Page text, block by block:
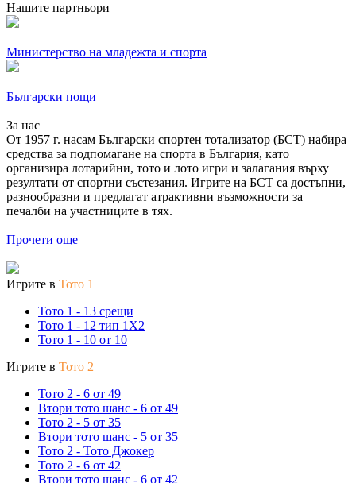
Нашите партньори
Министерство на младежта и спорта
Български пощи
За нас
От 1957 г. насам Български спортен тотализатор (БСТ) набира
средства за подпомагане на спорта в България, като
организира лотарийни, тото и лото игри и залагания върху
резултати от спортни състезания. Игрите на БСТ са достъпни,
разнообразни и предлагат атрактивни възможности за
печалби на участниците в тях.
Прочети още
Игрите в Тото 1
Тото 1 - 13 срещи
Тото 1 - 12 тип 1X2
Тото 1 - 10 от 10
Игрите в Тото 2
Тото 2 - 6 от 49
Втори тото шанс - 6 от 49
Тото 2 - 5 от 35
Втори тото шанс - 5 от 35
Тото 2 - Тото Джокер
Тото 2 - 6 от 42
Втори тото шанс - 6 от 42